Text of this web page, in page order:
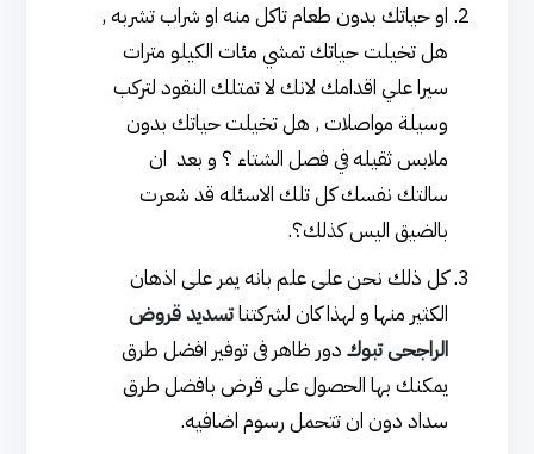
او حياتك بدون طعام تاكل منه او شراب تشربه ,
هل تخيلت حياتك تمشي مئات الكيلو مترات
سيرا علي اقدامك لانك لا تمتلك النقود لتركب
وسيلة مواصلات , هل تخيلت حياتك بدون
ملابس ثقيله في فصل الشتاء ؟ و بعد ان
سالتك نفسك كل تلك الاسئله قد شعرت
بالضيق اليس كذلك؟.
كل ذلك نحن على علم بانه يمر على اذهان
الكثير منها و لهذا كان لشركتناتسديد قروض
الراجحى تبوك دور ظاهر فى توفير افضل طرق
يمكنك بها الحصول على قرض بافضل طرق
سداد دون ان تتحمل رسوم اضافيه.